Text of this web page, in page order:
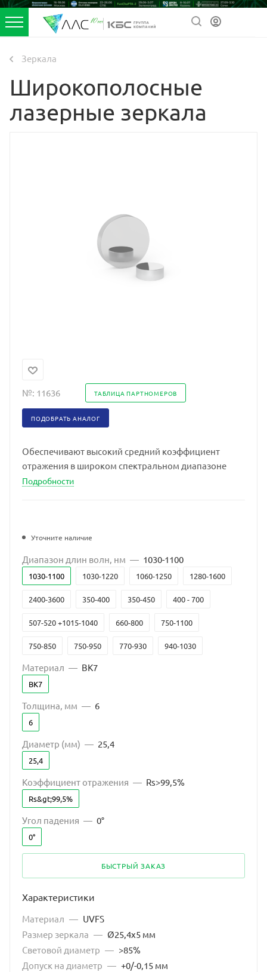
Зеркала
Широкополосные
лазерные зеркала
№: 11636 ТАБЛИЦА ПАРТНОМЕРОВ
ПОДОБРАТЬ АНАЛОГ
Обеспечивают высокий средний коэффициент
отражения в широком спектральном диапазоне
Подробности
Уточните наличие
Диапазон длин волн, нм — 1030-1100
1030-1100 1030-1220 1060-1250 1280-1600
2400-3600 350-400 350-450 400 - 700
507-520 +1015-1040 660-800 750-1100
750-850 750-950 770-930 940-1030
Материал — BK7
BK7
Толщина, мм — 6
6
Диаметр (мм) — 25,4
25,4
Коэффициент отражения — Rs>99,5%
Rs&gt;99,5%
Угол падения — 0°
0°
БЫСТРЫЙ ЗАКАЗ
Характеристики
Материал — UVFS
Размер зеркала — Ø25,4x5 мм
Световой диаметр — >85%
Допуск на диаметр — +0/-0,15 мм